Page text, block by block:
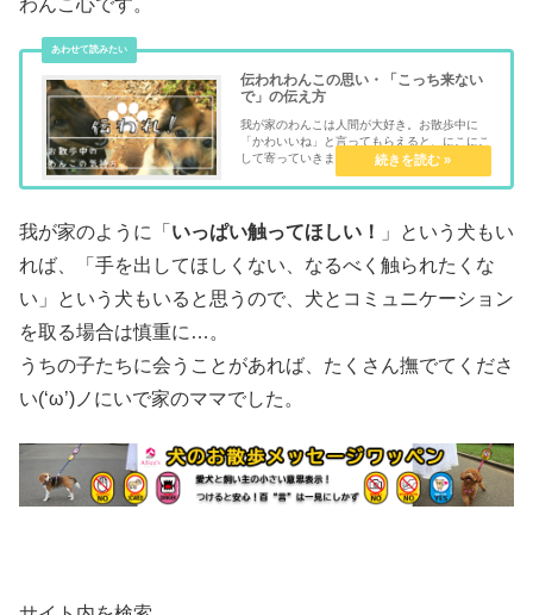
わんこ心です。
伝われわんこの思い・「こっち来ない
で」の伝え方
我が家のわんこは人間が大好き。お散歩中に
「かわいいね」と言ってもらえると、にこにこ
して寄っていきます。私もわんこ大好き。自分
が外を歩いているときに他のわんこを見つける
と、ついつい寄っていきたくなります。でも、
我が家のように「 いっぱい触ってほしい！
」という犬もい
れば、「手を出してほしくない、なるべく触られたくな
い」という犬もいると思うので、犬とコミュニケーション
を取る場合は慎重に…。
うちの子たちに会うことがあれば、たくさん撫でてくださ
い(‘ω’)ノにいで家のママでした。